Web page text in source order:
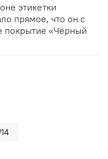
этикетки
прямое, что он с
покрытие «Чёрный